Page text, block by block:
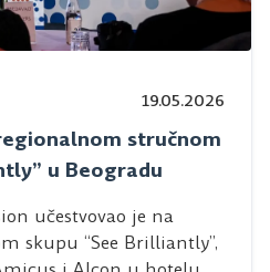
19.05.2026
stručnom
u Beogradu
učestvovao je na
skupu “See Brilliantly”,